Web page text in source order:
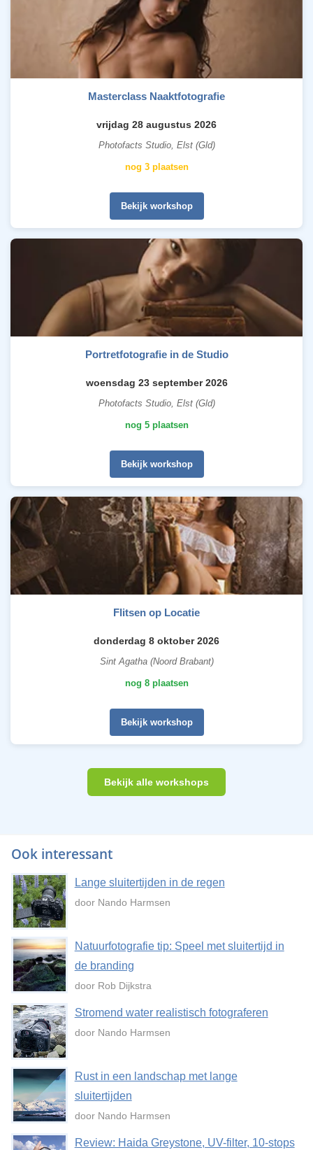
Masterclass Naaktfotografie
vrijdag 28 augustus 2026
Photofacts Studio, Elst (Gld)
nog 3 plaatsen
Bekijk workshop
Portretfotografie in de Studio
woensdag 23 september 2026
Photofacts Studio, Elst (Gld)
nog 5 plaatsen
Bekijk workshop
Flitsen op Locatie
donderdag 8 oktober 2026
Sint Agatha (Noord Brabant)
nog 8 plaatsen
Bekijk workshop
Bekijk alle workshops
Ook interessant
Lange sluitertijden in de regen
door Nando Harmsen
Natuurfotografie tip: Speel met sluitertijd in
de branding
door Rob Dijkstra
Stromend water realistisch fotograferen
door Nando Harmsen
Rust in een landschap met lange
sluitertijden
door Nando Harmsen
Review: Haida Greystone, UV-filter, 10-stops